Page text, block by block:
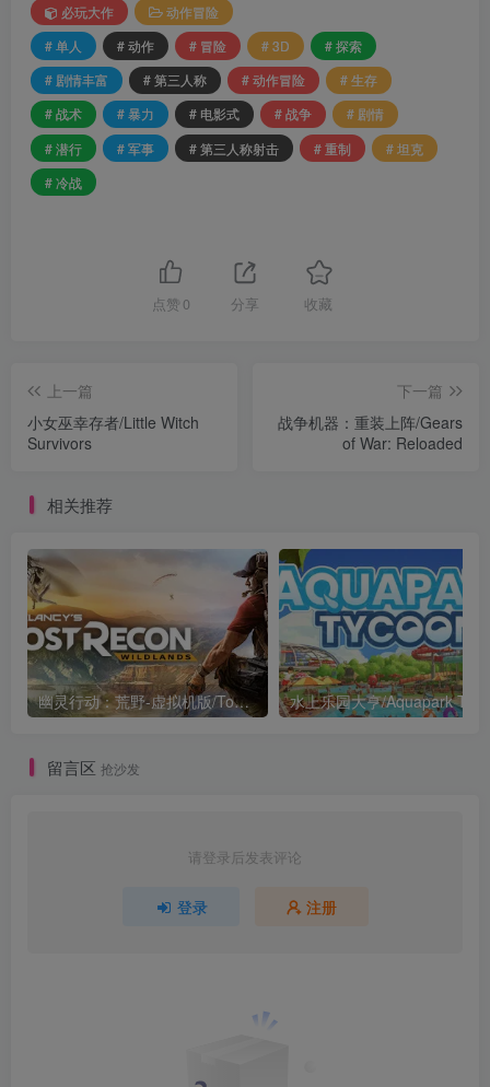
必玩大作
动作冒险
# 单人
# 动作 # 冒险 # 3D
# 探索
# 剧情丰富
# 第三人称 # 动作冒险
# 生存
# 战术
# 暴力 # 电影式 # 战争
# 剧情
# 潜行
# 军事 # 第三人称射击 # 重制
# 坦克
# 冷战
点赞 0 分享 收藏
上一篇
小女巫幸存者/Little Witch
Survivors
下一篇
战争机器：重装上阵/Gears
of War: Reloaded
相关推荐
幽灵行动：荒野-虚拟机版/Tom Clancy’s Ghost Recon Wildlands HYPERVISOR 水上乐园大亨/Aquapark
留言区 抢沙发
请登录后发表评论
登录 注册